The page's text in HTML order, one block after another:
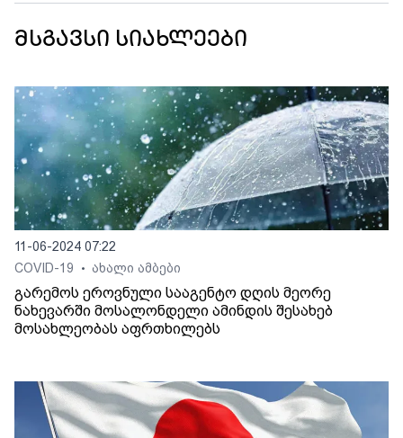
მსგავსი სიახლეები
11-06-2024 07:22
COVID-19
• ახალი ამბები
გარემოს ეროვნული სააგენტო დღის მეორე
ნახევარში მოსალონდელი ამინდის შესახებ
მოსახლეობას აფრთხილებს